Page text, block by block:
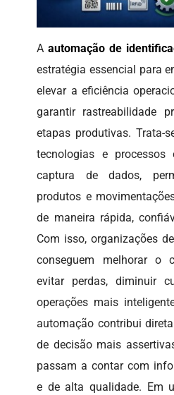
Aautomação de
estratégia essencial para
elevar a eficiência
garantir rastreabilidade
etapas produtivas. Trata-
tecnologias e
captura de dados,
produtos e
de maneira rápida,
Com isso, organizações
conseguem melhorar o
evitar perdas, diminuir
operações mais
automação contribui
de decisão mais
passam a contar com
e de alta qualidade. Em